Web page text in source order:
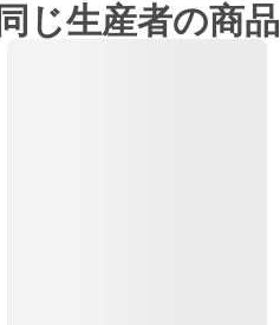
同じ生産者の商品